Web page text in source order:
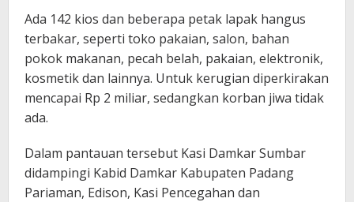
Ada 142 kios dan beberapa petak lapak hangus
terbakar, seperti toko pakaian, salon, bahan
pokok makanan, pecah belah, pakaian, elektronik,
kosmetik dan lainnya. Untuk kerugian diperkirakan
mencapai Rp 2 miliar, sedangkan korban jiwa tidak
ada.
Dalam pantauan tersebut Kasi Damkar Sumbar
didampingi Kabid Damkar Kabupaten Padang
Pariaman, Edison, Kasi Pencegahan dan